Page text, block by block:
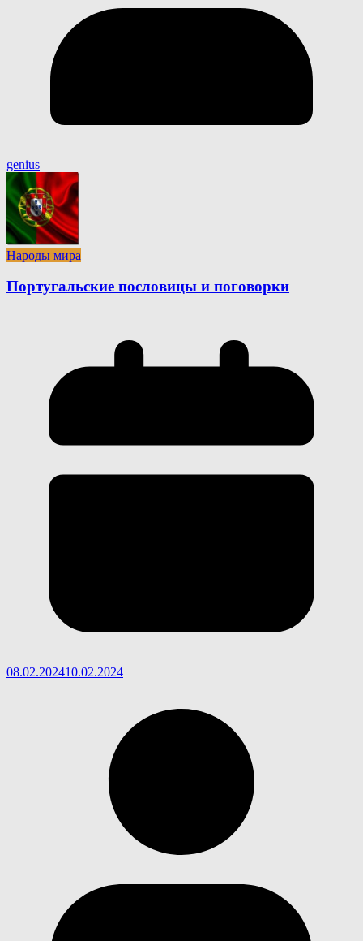
genius
Народы мира
Португальские пословицы и поговорки
08.02.202410.02.2024